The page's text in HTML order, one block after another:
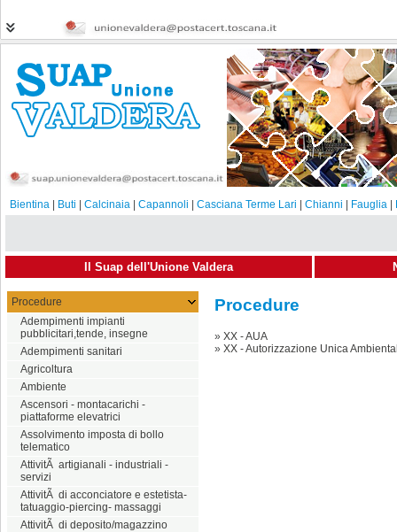
Bientina Buti Calcinaia Capannoli Casciana Terme Lari Chianni Fauglia
Il Suap dell'Unione Valdera
Procedure
Adempimenti impianti
pubblicitari,tende, insegne
Adempimenti sanitari
Agricoltura
Ambiente
Ascensori - montacarichi -
piattaforme elevatrici
Assolvimento imposta di bollo
telematico
AttivitÃ artigianali - industriali -
servizi
AttivitÃ di acconciatore e estetista-
tatuaggio-piercing- massaggi
AttivitÃ di deposito/magazzino
Procedure
» XX - AUA
» XX - Autorizzazione Unica